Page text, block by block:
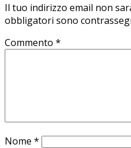
Il tuo indirizzo email non
obbligatori sono
Commento *
Nome *